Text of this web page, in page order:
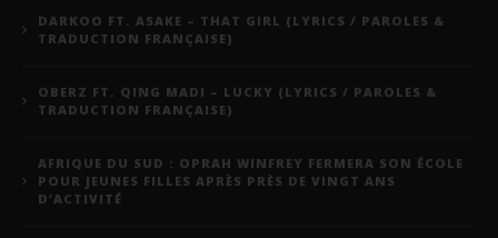
DARKOO FT. ASAKE – THAT GIRL (LYRICS / PAROLES &
TRADUCTION FRANÇAISE)
OBERZ FT. QING MADI – LUCKY (LYRICS / PAROLES &
TRADUCTION FRANÇAISE)
AFRIQUE DU SUD : OPRAH WINFREY FERMERA SON ÉCOLE
POUR JEUNES FILLES APRÈS PRÈS DE VINGT ANS
D’ACTIVITÉ